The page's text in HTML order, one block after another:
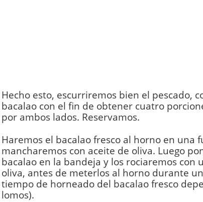
Hecho esto, escurriremos bien el pescado,
bacalao con el fin de obtener cuatro
por ambos lados. Reservamos.
Haremos el bacalao fresco al horno en una
mancharemos con aceite de oliva. Luego
bacalao en la bandeja y los rociaremos con
oliva, antes de meterlos al horno durante
tiempo de horneado del bacalao fresco
lomos).